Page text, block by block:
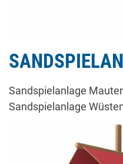
Sandspielanlage
Sandspielanlage